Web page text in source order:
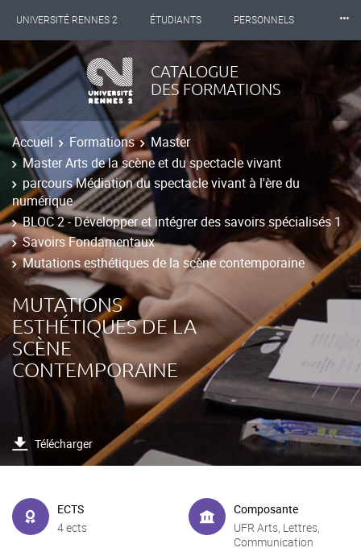
UNIVERSITÉ RENNES 2 ÉTUDIANTS PERSONNELS
INTERNATIONAL PROFESSIONNELS
LES NOUVELLES DE RENNES 2
⸱⸱⸱
CATALOGUE
DES FORMATIONS
Accueil Formations
Master
Master Arts de la scène et du spectacle vivant
parcours Médiation du spectacle vivant à l'ère du
numérique
BLOC 2 - Développer et intégrer des savoirs spécialisés 1
Savoirs Fondamentaux
Mutations esthétiques de la scène contemporaine
MUTATIONS
ESTHÉTIQUES DE LA
SCÈNE
CONTEMPORAINE
Télécharger
ECTS
4 ects
Composante
UFR Arts, Lettres,
Communication